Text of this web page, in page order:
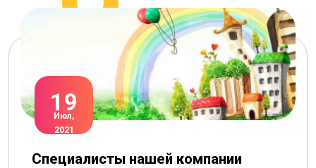
19
Июл,
2021
Специалисты нашей компании